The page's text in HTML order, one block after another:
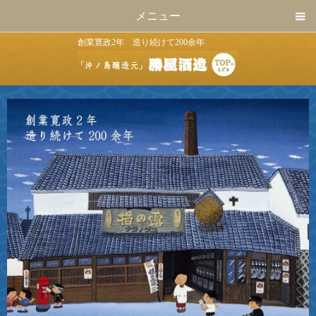
メニュー
創業寛政2年 造り続けて200余年